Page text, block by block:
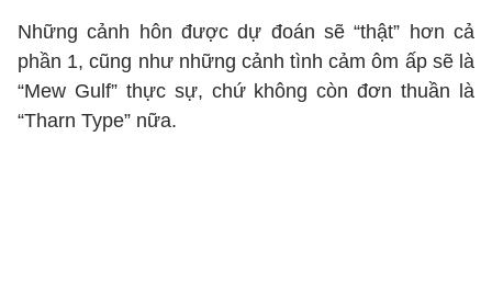
Những cảnh hôn được dự đoán sẽ “thật” hơn cả
phần 1, cũng như những cảnh tình cảm ôm ấp sẽ là
“Mew Gulf” thực sự, chứ không còn đơn thuần là
“Tharn Type” nữa.